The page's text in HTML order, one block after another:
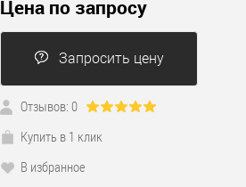
Цена по запросу
Запросить цену
Отзывов: 0
Купить в 1 клик
В избранное